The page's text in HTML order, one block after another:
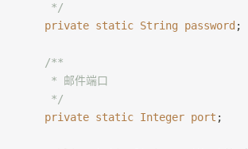
     */
    private
static String password ;
    /**
     * 邮件端口
     */
    private
static Integer port ;